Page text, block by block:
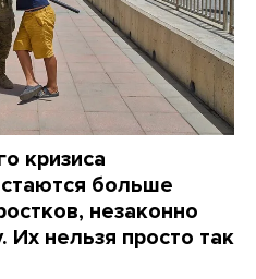
кризиса
больше
незаконно
Их нельзя просто так